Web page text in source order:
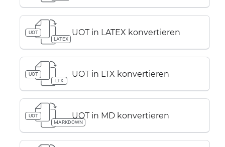
UOT
LATEX
UOT in LATEX konvertieren
UOT
LTX
UOT in LTX konvertieren
UOT
MARKDOWN
UOT in MD konvertieren